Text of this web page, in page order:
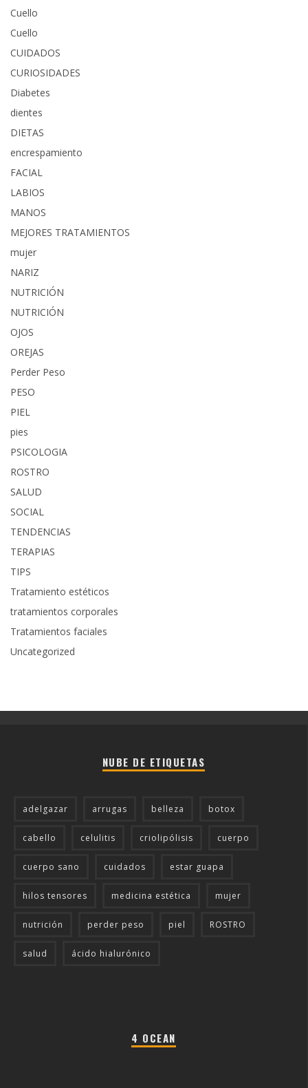
Cuello
Cuello
CUIDADOS
CURIOSIDADES
Diabetes
dientes
DIETAS
encrespamiento
FACIAL
LABIOS
MANOS
MEJORES TRATAMIENTOS
mujer
NARIZ
NUTRICIÓN
NUTRICIÓN
OJOS
OREJAS
Perder Peso
PESO
PIEL
pies
PSICOLOGIA
ROSTRO
SALUD
SOCIAL
TENDENCIAS
TERAPIAS
TIPS
Tratamiento estéticos
tratamientos corporales
Tratamientos faciales
Uncategorized
NUBE DE ETIQUETAS
adelgazar arrugas belleza botox
cabello celulitis criolipólisis cuerpo
cuerpo sano cuidados estar guapa
hilos tensores medicina estética mujer
nutrición perder peso piel ROSTRO
salud ácido hialurónico
4 OCEAN